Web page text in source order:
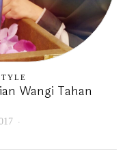
Wangi Tahan